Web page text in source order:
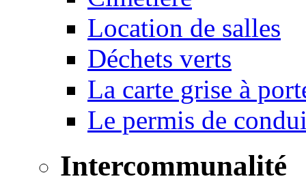
Location de salles
Déchets verts
La carte grise à
Le permis de
Intercommunalité